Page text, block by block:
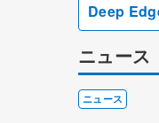
Deep
ニュース
ニュース